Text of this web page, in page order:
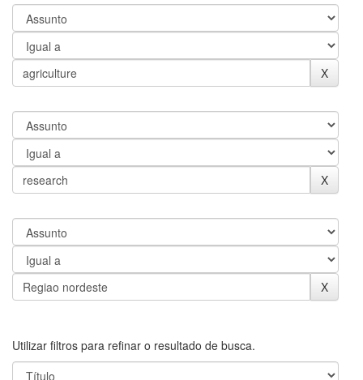
Utilizar filtros para refinar o resultado de busca.